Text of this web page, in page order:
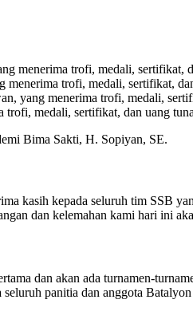
menerima trofi, medali, sertifikat,
trofi, medali, sertifikat,
yang menerima trofi, medali,
medali, sertifikat, dan uang
Bima Sakti, H. Sopiyan, SE.
kasih kepada seluruh tim SSB
dan kelemahan kami hari ini
dan akan ada turnamen-
panitia dan anggota